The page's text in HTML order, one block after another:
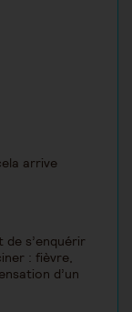
arrive
s’enquérir
: fièvre,
d’un